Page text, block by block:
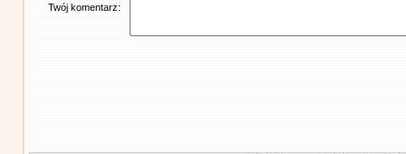
Twój komentarz: